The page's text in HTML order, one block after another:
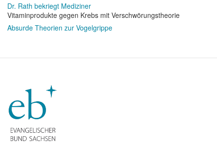
Dr. Rath bekriegt Mediziner
Vitaminprodukte gegen Krebs mit Verschwörungstheorie
Absurde Theorien zur Vogelgrippe